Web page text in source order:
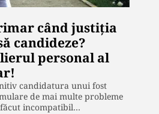
când justiția
candideze?
personal al
candidatura unui fost
de mai multe probleme
incompatibil…